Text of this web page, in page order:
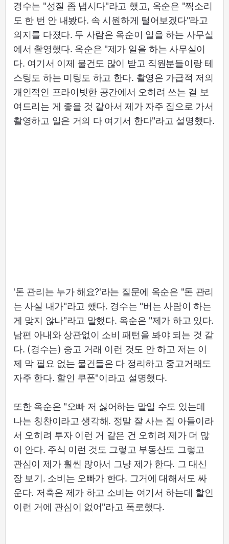
경수는 "성질 좀 냅시다"라고 했고, 옥순은 "찍소리
도 한 번 안 내봤다. 속 시원하게 털어보겠다"라고
의지를 다졌다. 두 사람은 옥순이 일을 하는 사무실
에서 촬영했다. 옥순은 "제가 일을 하는 사무실이
다. 여기서 이제 물건도 많이 받고 직원분들이랑 테
스팅도 하는 미팅도 하고 한다. 촬영은 가급적 저의
개인적인 프라이빗한 공간에서 오히려 쓰는 걸 보
여드리는 게 좋을 것 같아서 제가 자주 집으로 가서
촬영하고 일은 거의 다 여기서 한다"라고 설명했다.
'돈 관리는 누가 해요?'라는 질문에 옥순은 "돈 관리
는 사실 내가"라고 했다. 경수는 "버는 사람이 하는
게 맞지 않나"라고 말했다. 옥순은 "제가 하고 있다.
남편 아내와 상관없이 소비 패턴을 봐야 되는 것 같
다. (경수는) 중고 거래 이런 것도 안 하고 저는 이
제 막 필요 없는 물건들은 다 정리하고 중고거래도
자주 한다. 할인 쿠폰"이라고 설명했다.
또한 옥순은 "오빠 저 싫어하는 말일 수도 있는데
나는 칭찬이라고 생각해. 정말 잘 사는 집 아들이라
서 오히려 투자 이런 거 같은 건 오히려 제가 더 많
이 안다. 주식 이런 것도 그렇고 부동산도 그렇고
관심이 제가 훨씬 많아서 그냥 제가 한다. 그 대신
장 보기. 소비는 오빠가 한다. 그거에 대해서도 싸
운다. 저축은 제가 하고 소비는 여기서 하는데 할인
이런 거에 관심이 없어"라고 폭로했다.